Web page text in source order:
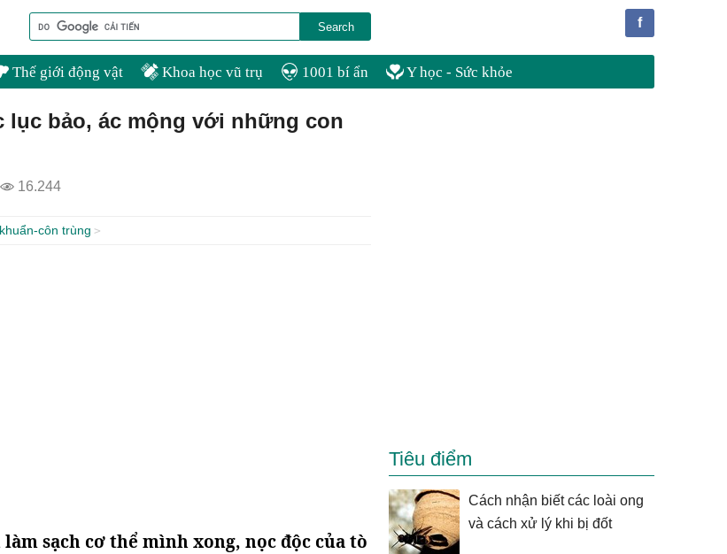
f
Thế giới động vật Khoa học vũ trụ 1001 bí ẩn Y học - Sức khỏe
lục bảo, ác mộng với những con
16.244
côn trùng
sạch cơ thể mình xong, nọc độc của tò
Tiêu điểm
Cách nhận biết các loài ong
và cách xử lý khi bị đốt